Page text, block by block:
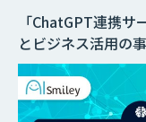
「ChatGPT連携
とビジネス活用の